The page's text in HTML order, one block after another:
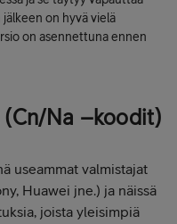
on hyvä vielä
on asennettuna ennen
Na –koodit)
useammat valmistajat
Huawei jne.) ja näissä
joista yleisimpiä